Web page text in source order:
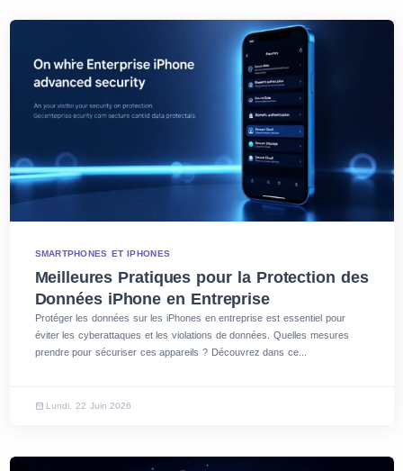
SMARTPHONES ET IPHONES
Meilleures Pratiques pour la Protection des
Données iPhone en Entreprise
Protéger les données sur les iPhones en entreprise est essentiel pour
éviter les cyberattaques et les violations de données. Quelles mesures
prendre pour sécuriser ces appareils ? Découvrez dans ce...
Lundi, 22 Juin 2026